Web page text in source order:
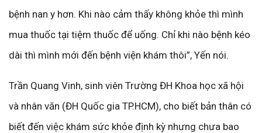
bệnh nan y hơn. Khi nào cảm thấy không khỏe thì mình
mua thuốc tại tiệm thuốc để uống. Chỉ khi nào bệnh kéo
dài thì mình mới đến bệnh viện khám thôi”, Yến nói.
Trần Quang Vinh, sinh viên Trường ĐH Khoa học xã hội
và nhân văn (ĐH Quốc gia TP.HCM), cho biết bản thân có
biết đến việc khám sức khỏe định kỳ nhưng chưa bao